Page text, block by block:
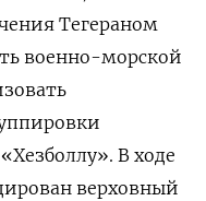
Тегераном
военно-морской
В ходе
верховный